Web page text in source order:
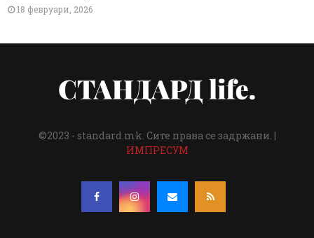
18 февруари, 2026
©2023 - standard.mk. Сите права се задржани. |
ИМПРЕСУМ